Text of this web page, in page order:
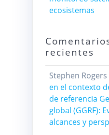
ecosistemas
recientes
Stephen Rogers
en el contexto
de referencia
global (GGRF):
alcances y